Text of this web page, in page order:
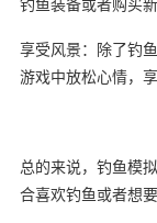
钓鱼装备或者购买
享受风景：除了钓
游戏中放松心情，
总的来说，钓鱼模
合喜欢钓鱼或者想